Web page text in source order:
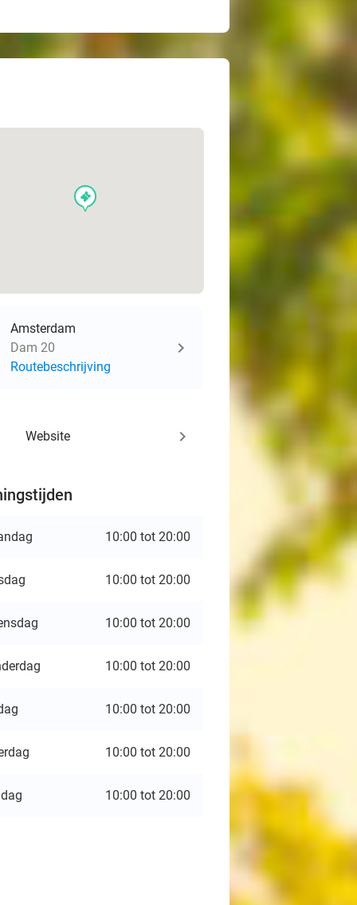
events
Amsterdam
Dam 20
Routebeschrijving
Website keyboard_arrow_right
10:00 tot 20:00
10:00 tot 20:00
10:00 tot 20:00
10:00 tot 20:00
10:00 tot 20:00
10:00 tot 20:00
10:00 tot 20:00